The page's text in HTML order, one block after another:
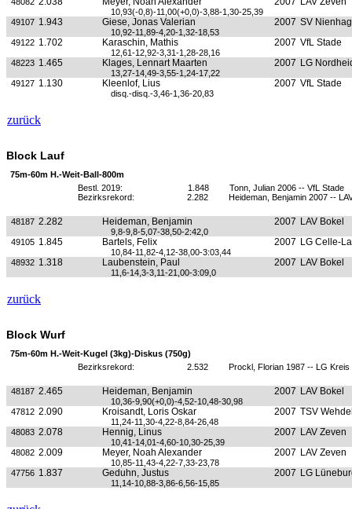
10,93(-0,8)-11,00(+0,0)-3,88-1,30-25,39
49107 1.943 Giese, Jonas Valerian 2007 SV
10,92-11,89-4,20-1,32-18,53
49122 1.702 Karaschin, Mathis 2007 VfL Stade
12,61-12,92-3,31-1,28-28,16
48223 1.465 Klages, Lennart Maarten 2007 LG
13,27-14,49-3,55-1,24-17,22
49127 1.130 Kleenlof, Lius 2007 VfL Stade
disq.-disq.-3,46-1,36-20,83
zurück
Block Lauf
75m-60m H.-Weit-Ball-800m
Bestl. 2019:
1.848
Tonn, Julian 2006 -- VfL Stade
Bezirksrekord:
2.282 Heideman, Benjamin 2007 --
48187 2.282 Heideman, Benjamin 2007 LAV Bokel
9,8-9,8-5,07-38,50-2:42,0
49105 1.845 Bartels, Felix 2007 LG Celle-
10,84-11,82-4,12-38,00-3:03,44
48932 1.318 Laubenstein, Paul 2007 LAV Bokel
11,6-14,3-3,11-21,00-3:09,0
zurück
Block Wurf
75m-60m H.-Weit-Kugel (3kg)-Diskus (750g)
Bezirksrekord:
2.532 Prockl, Florian 1987 -- LG Kreis
48187 2.465 Heideman, Benjamin 2007 LAV Bokel
10,36-9,90(+0,0)-4,52-10,48-30,98
47812 2.090 Kroisandt, Loris Oskar 2007 TSV
11,24-11,30-4,22-8,84-26,48
48083 2.078 Hennig, Linus 2007 LAV Zeven
10,41-14,01-4,60-10,30-25,39
48082 2.009 Meyer, Noah Alexander 2007 LAV Zeven
10,85-11,43-4,22-7,33-23,78
47756 1.837 Geduhn, Justus 2007 LG
11,14-10,88-3,86-6,56-15,85